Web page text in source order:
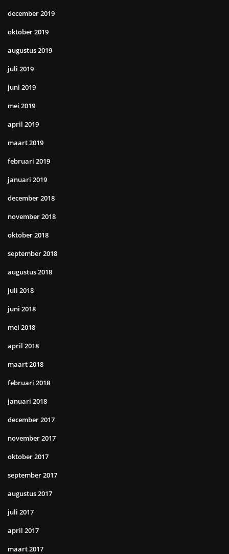
december 2019
oktober 2019
augustus 2019
juli 2019
juni 2019
mei 2019
april 2019
maart 2019
februari 2019
januari 2019
december 2018
november 2018
oktober 2018
september 2018
augustus 2018
juli 2018
juni 2018
mei 2018
april 2018
maart 2018
februari 2018
januari 2018
december 2017
november 2017
oktober 2017
september 2017
augustus 2017
juli 2017
april 2017
maart 2017